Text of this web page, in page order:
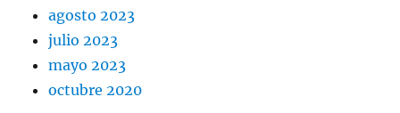
agosto 2023
julio 2023
mayo 2023
octubre 2020